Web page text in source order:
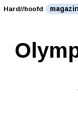
Hard//hoofd